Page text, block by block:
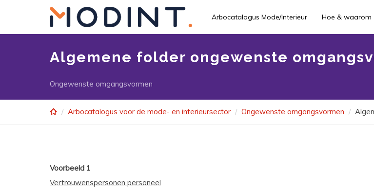
content
Arbocatalogus Mode/Interieur Hoe & waarom
Algemene folder ongewenste
Ongewenste omgangsvormen
Arbocatalogus voor de mode- en interieursector Ongewenste omgangsvormen
Voorbeeld 1
Vertrouwenspersonen personeel